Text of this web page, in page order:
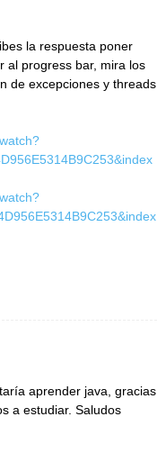
la respuesta poner
al progress bar, mira los
de excepciones y threads
aprender java, gracias
a estudiar. Saludos